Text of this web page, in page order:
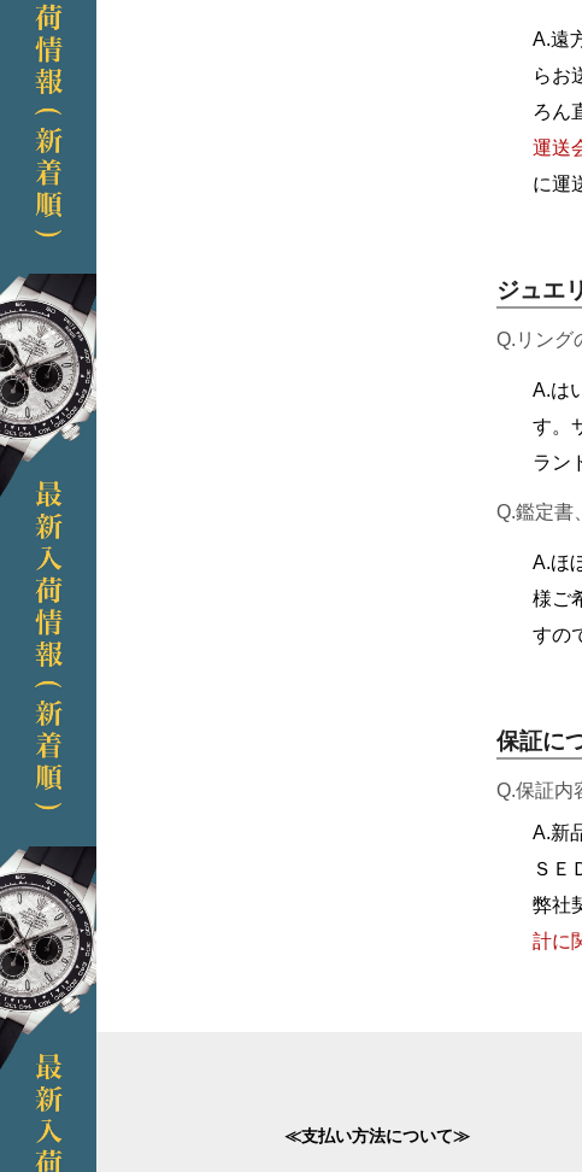
A.遠
らお
ろん
運送
に運
ジュエ
Q.リング
A.は
す。
ラン
Q.鑑定書
A.ほ
様ご
すの
保証に
Q.保証内
A.新
ＳＥ
弊社
計に
≪支払い方法について≫